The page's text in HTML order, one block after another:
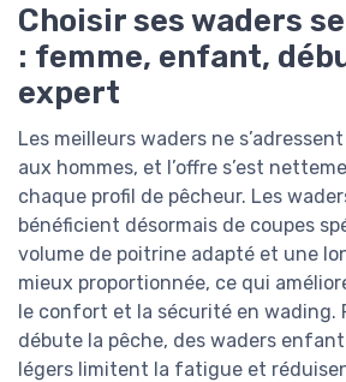
Choisir ses waders
: femme, enfant,
expert
Les meilleurs waders ne
aux hommes, et l’offre s’est
chaque profil de pêcheur. Les
bénéficient désormais de coupes
volume de poitrine adapté et une
mieux proportionnée, ce qui
le confort et la sécurité en wading.
débute la pêche, des waders
légers limitent la fatigue et